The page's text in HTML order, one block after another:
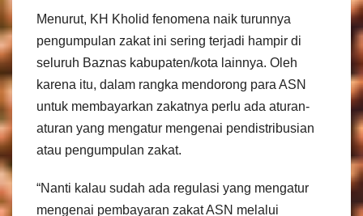
Menurut, KH Kholid fenomena naik turunnya
pengumpulan zakat ini sering terjadi hampir di
seluruh Baznas kabupaten/kota lainnya. Oleh
karena itu, dalam rangka mendorong para ASN
untuk membayarkan zakatnya perlu ada aturan-
aturan yang mengatur mengenai pendistribusian
atau pengumpulan zakat.
“Nanti kalau sudah ada regulasi yang mengatur
mengenai pembayaran zakat ASN melalui